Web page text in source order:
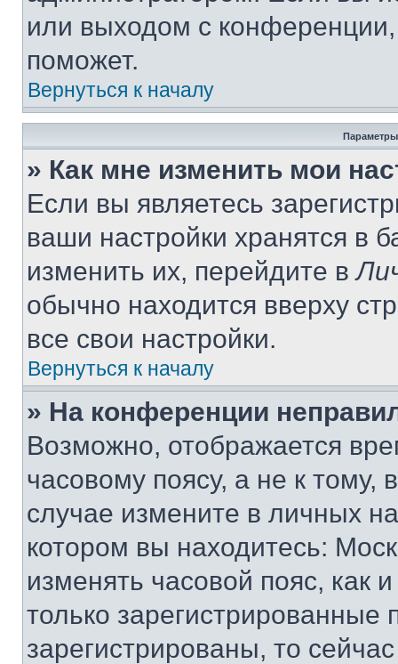
или выходом с
поможет.
Вернуться к началу
Параметры
» Как мне изменить мои
Если вы являетесь
ваши настройки хранятся в
изменить их, перейдите в
обычно находится вверху
все свои настройки.
Вернуться к началу
» На конференции
Возможно, отображается
часовому поясу, а не к тому,
случае измените в личных
котором вы находитесь:
изменять часовой пояс, как
только
зарегистрированы, то